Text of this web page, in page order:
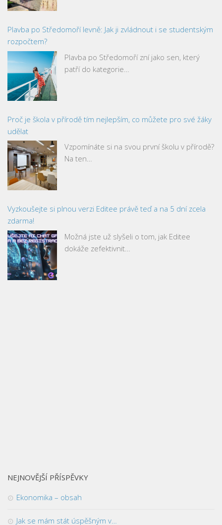
Plavba po Středomoří levně: Jak ji zvládnout i se studentským
rozpočtem?
Plavba po Středomoří zní jako sen, který
patří do kategorie…
Proč je škola v přírodě tím nejlepším, co můžete pro své žáky
udělat
Vzpomínáte si na svou první školu v přírodě?
Na ten…
Vyzkoušejte si plnou verzi Editee právě teď a na 5 dní zcela
zdarma!
Možná jste už slyšeli o tom, jak Editee
dokáže zefektivnit…
NEJNOVĚJŠÍ PŘÍSPĚVKY
Ekonomika – obsah
Jak se mám stát úspěšným v…